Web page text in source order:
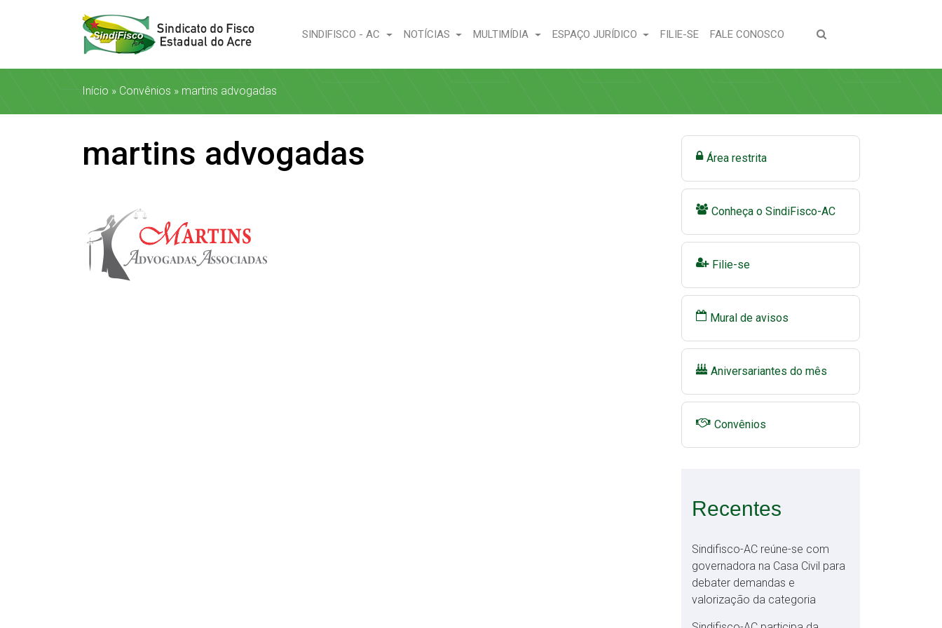
SINDIFISCO - AC NOTÍCIAS MULTIMÍDIA ESPAÇO JURÍDICO FILIE-SE(CURRENT)
FALE CONOSCO (CURRENT)
Início » Convênios » martins advogadas
martins advogadas Área restrita
Conheça o SindiFisco-AC
Filie-se
Mural de avisos
Aniversariantes do mês
Convênios
Recentes
Sindifisco-AC reúne-se com
governadora na Casa Civil para
debater demandas e
valorização da categoria